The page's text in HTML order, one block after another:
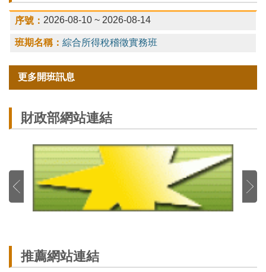
2026-08-10 ~ 2026-08-14
綜合所得稅稽徵實務班
更多開班訊息
財政部網站連結
推薦網站連結